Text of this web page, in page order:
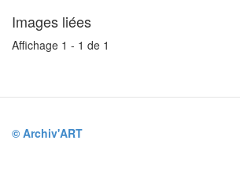
Images liées
Affichage 1 - 1 de 1
© Archiv'ART